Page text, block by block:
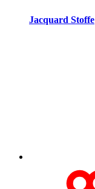
Jacquard Stoffe